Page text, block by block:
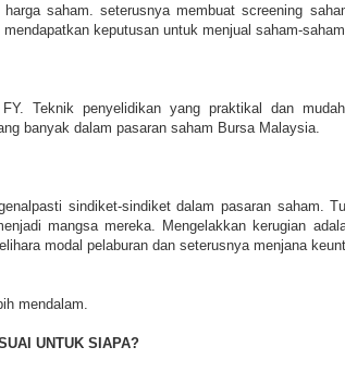
harga saham. seterusnya membuat screening
keputusan untuk menjual saham-
Teknik penyelidikan yang praktikal dan
banyak dalam pasaran saham Bursa Malaysia.
sindiket-sindiket dalam pasaran saham.
mangsa mereka. Mengelakkan kerugian
modal pelaburan dan seterusnya menjana
mendalam.
UNTUK SIAPA?